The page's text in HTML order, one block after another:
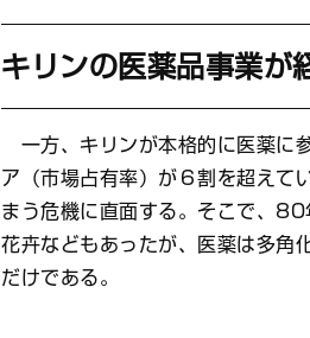
キリンの医薬品事業が
一方、キリンが本格的に医薬に
ア（市場占有率）が６割を超えて
まう危機に直面する。そこで、80
花卉などもあったが、医薬は多角
だけである。